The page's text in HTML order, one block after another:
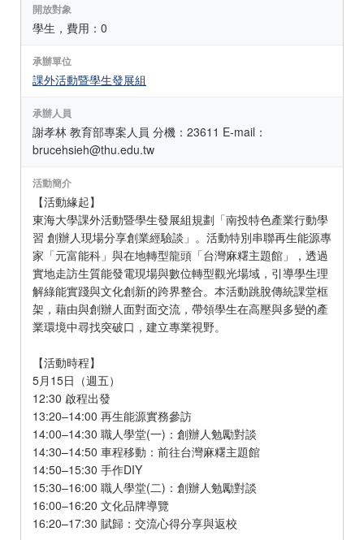
開放對象
學生，費用：0
承辦單位
課外活動暨學生發展組
承辦人員
謝孝林 教育部專案人員 分機：23611 E-mail：
brucehsieh@thu.edu.tw
活動簡介
【活動緣起】
東海大學課外活動暨學生發展組規劃「南投特色產業行動學
習 創辦人現場分享創業經驗談」。活動特別串聯再生能源專
家「元富能科」與在地轉型龍頭「台灣麻糬主題館」，透過
實地走訪生質能發電現場與數位轉型觀光場域，引導學生理
解綠能實踐與文化創新的跨界整合。本活動跳脫傳統課堂框
架，藉由與創辦人面對面交流，帶領學生在高壓與多變的產
業環境中尋找突破口，建立專業視野。
【活動時程】
5月15日（週五）
12:30 啟程出發
13:20–14:00 再生能源實務參訪
14:00–14:30 職人學堂(一)：創辦人勉勵對談
14:30–14:50 車程移動：前往台灣麻糬主題館
14:50–15:30 手作DIY
15:30–16:00 職人學堂(二)：創辦人勉勵對談
16:00–16:20 文化品牌導覽
16:20–17:30 賦歸：交流心得分享與返校